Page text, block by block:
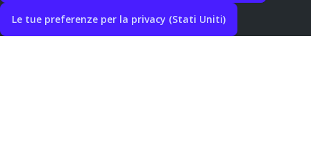
Le tue preferenze per la privacy (Stati Uniti)